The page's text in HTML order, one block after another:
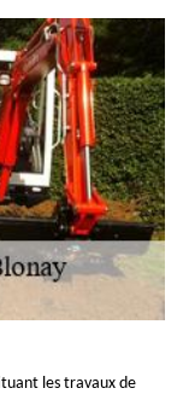
les travaux de